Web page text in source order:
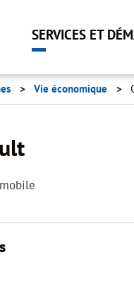
au
SERVICES ET
Vie économique